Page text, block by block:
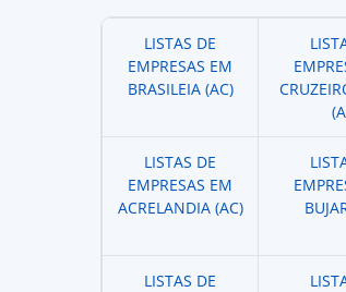
LISTAS DE
EMPRESAS EM
BRASILEIA (AC)
LISTAS DE
EMPRESAS EM
ACRELANDIA (AC)
LISTAS DE